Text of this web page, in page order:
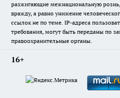
разжигающие межнациональную
вражду, а равно унижение
ссылок не по теме. IP-адреса
требования, могут быть переданы по
правоохранительные органы.
16+